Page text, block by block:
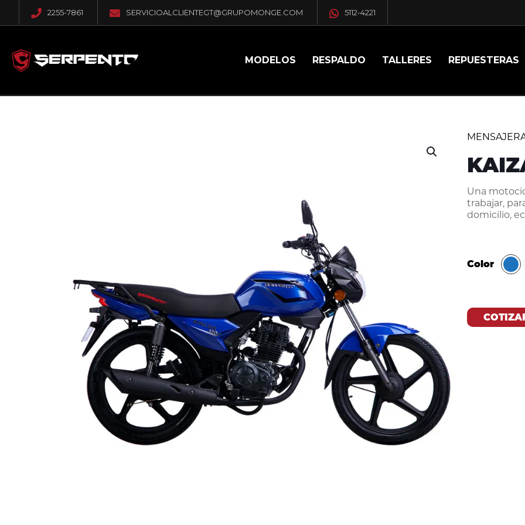
2255-7861 SERVICIOALCLIENTEGT@GRUPOMONGE.COM 5112-4221
MODELOS RESPALDO TALLERES REPUESTERAS
Una
trabajar,
domicilio,
Color